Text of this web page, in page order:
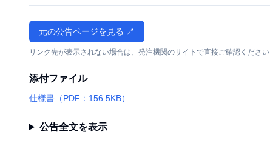
元の公告ページを見る ↗
リンク先が表示されない場合は、発注機関のサイトで直接ご確認ください
添付ファイル
仕様書（PDF：156.5KB）
公告全文を表示